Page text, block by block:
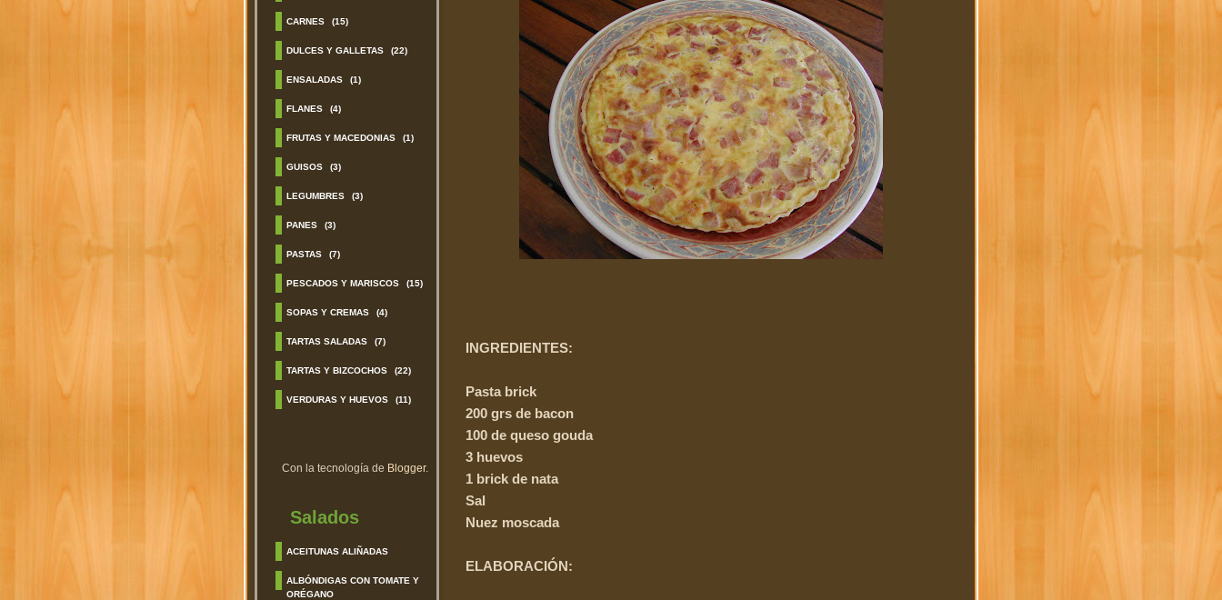
CARNES (15)
DULCES Y GALLETAS (22)
ENSALADAS (1)
FLANES (4)
FRUTAS Y MACEDONIAS (1)
GUISOS (3)
LEGUMBRES (3)
PANES (3)
PASTAS (7)
PESCADOS Y MARISCOS (15)
SOPAS Y CREMAS (4)
TARTAS SALADAS (7)
TARTAS Y BIZCOCHOS (22)
VERDURAS Y HUEVOS (11)
Con la tecnología de Blogger.
Salados
ACEITUNAS ALIÑADAS
ALBÓNDIGAS CON TOMATE Y
ORÉGANO
INGREDIENTES:
Pasta brick
200 grs de bacon
100 de queso gouda
3 huevos
1 brick de nata
Sal
Nuez moscada
ELABORACIÓN: